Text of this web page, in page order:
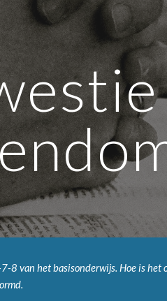
Skip to navigation
8 van het basisonderwijs. Hoe is